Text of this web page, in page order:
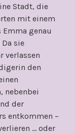
Stadt, die
mit einem
genau
sie
verlassen
den
nebenbei
der
entkommen –
… oder